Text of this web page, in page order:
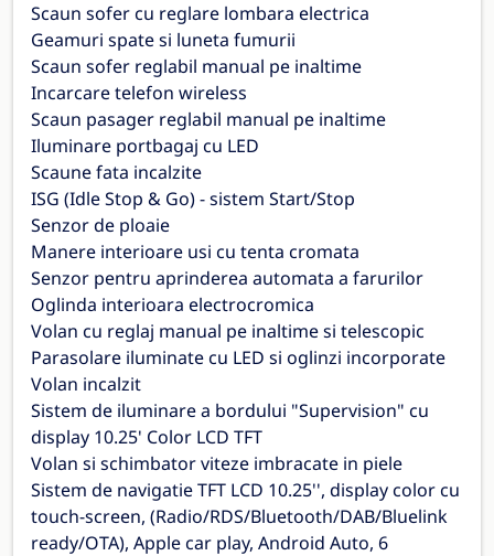
Scaun sofer cu reglare lombara electrica
Geamuri spate si luneta fumurii
Scaun sofer reglabil manual pe inaltime
Incarcare telefon wireless
Scaun pasager reglabil manual pe inaltime
Iluminare portbagaj cu LED
Scaune fata incalzite
ISG (Idle Stop & Go) - sistem Start/Stop
Senzor de ploaie
Manere interioare usi cu tenta cromata
Senzor pentru aprinderea automata a farurilor
Oglinda interioara electrocromica
Volan cu reglaj manual pe inaltime si telescopic
Parasolare iluminate cu LED si oglinzi incorporate
Volan incalzit
Sistem de iluminare a bordului "Supervision" cu
display 10.25' Color LCD TFT
Volan si schimbator viteze imbracate in piele
Sistem de navigatie TFT LCD 10.25'', display color cu
touch-screen, (Radio/RDS/Bluetooth/DAB/Bluelink
ready/OTA), Apple car play, Android Auto, 6